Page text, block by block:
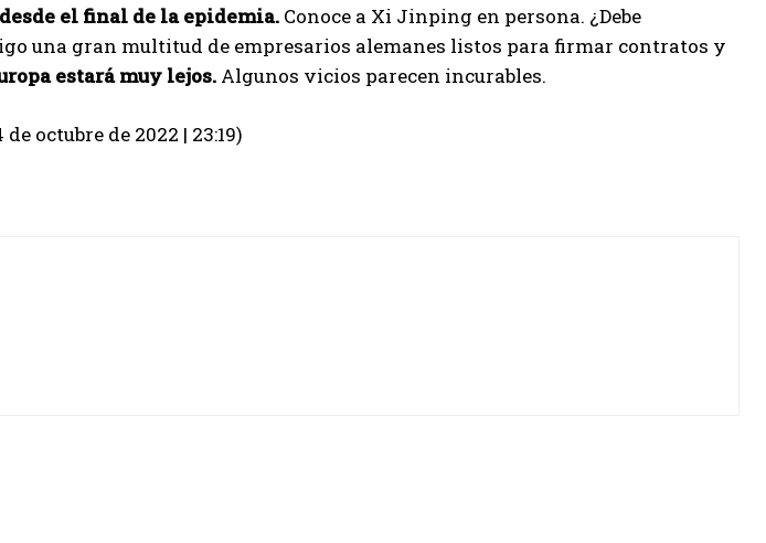
el final de la epidemia. Conoce a Xi Jinping en persona. ¿Debe
una gran multitud de empresarios alemanes listos para firmar contratos y
estará muy lejos. Algunos vicios parecen incurables.
octubre de 2022 | 23:19)